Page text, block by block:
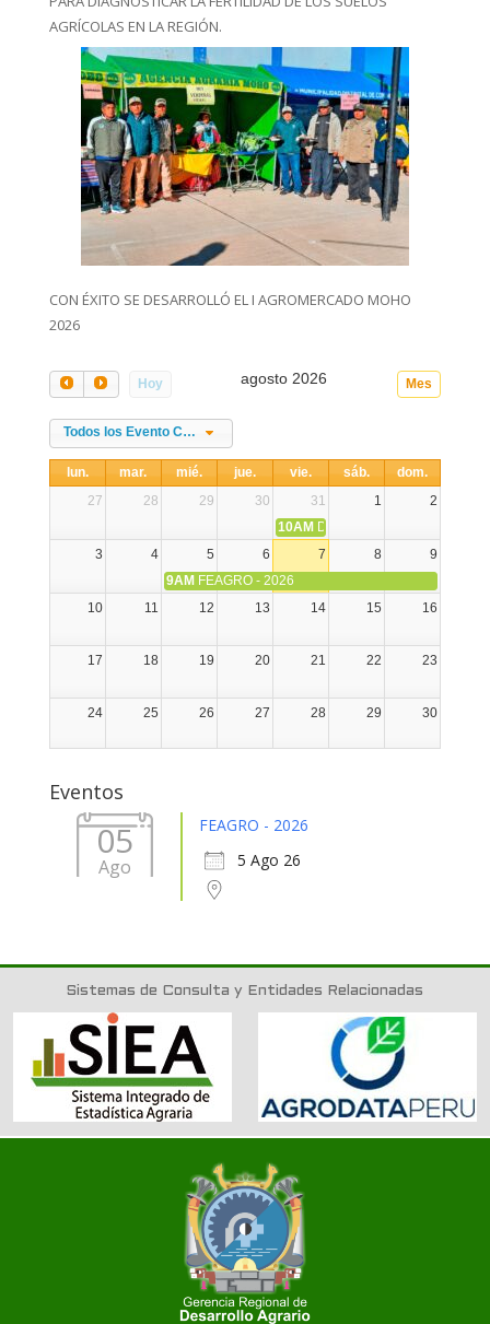
AGRÍCOLAS EN LA REGIÓN.
CON ÉXITO SE DESARROLLÓ EL I AGROMERCADO MOHO
2026
Hoy Mes
agosto 2026
Todos los Evento Categories
lun. mar. mié. jue. vie. sáb.
dom.
27
28 29 30 31 1
2
10AM DIA NACIONAL DE LA
3
4 5 6 7 8
9
9AM FEAGRO - 2026
10
11 12 13 14 15 16
17 18 19 20 21 22 23
24 25 26 27 28 29 30
Eventos
05
Ago
FEAGRO - 2026
5 Ago 26
Sistemas de Consulta y Entidades Relacionadas